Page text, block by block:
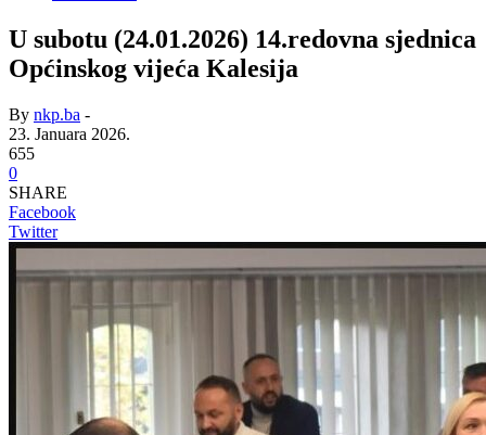
U subotu (24.01.2026) 14.redovna sjednica
Općinskog vijeća Kalesija
By nkp.ba -
23. Januara 2026.
655
0
SHARE
Facebook
Twitter